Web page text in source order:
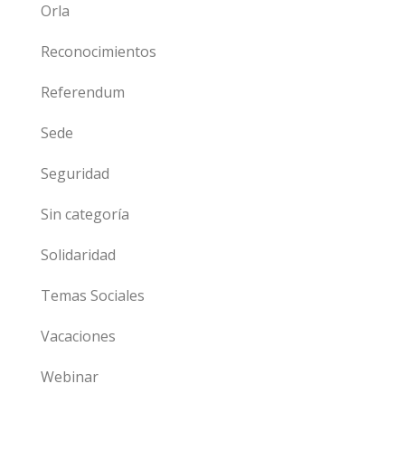
Orla
Reconocimientos
Referendum
Sede
Seguridad
Sin categoría
Solidaridad
Temas Sociales
Vacaciones
Webinar